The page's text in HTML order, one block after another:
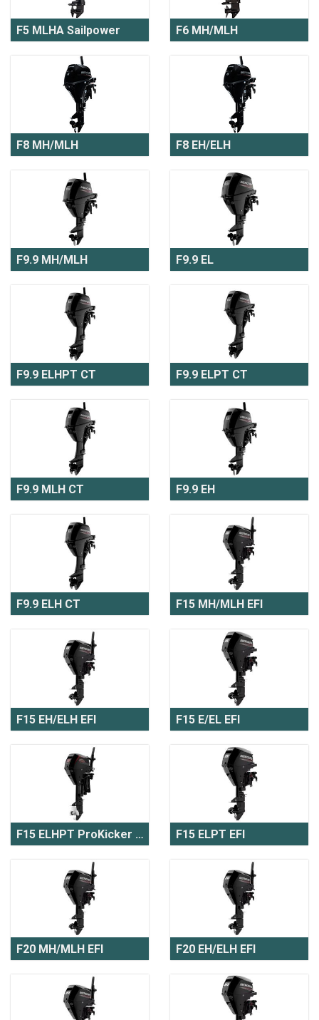
F5 MLHA Sailpower F6 MH/MLH
F8 MH/MLH F8 EH/ELH
F9.9 MH/MLH F9.9 EL
F9.9 ELHPT CT F9.9 ELPT CT
F9.9 MLH CT F9.9 EH
F9.9 ELH CT F15 MH/MLH EFI
F15 EH/ELH EFI F15 E/EL EFI
F15 ELHPT ProKicker EFI F15 ELPT EFI
F20 MH/MLH EFI F20 EH/ELH EFI